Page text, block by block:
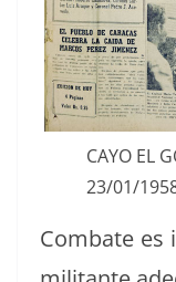
CAYO EL
23/01/
Com­bate es